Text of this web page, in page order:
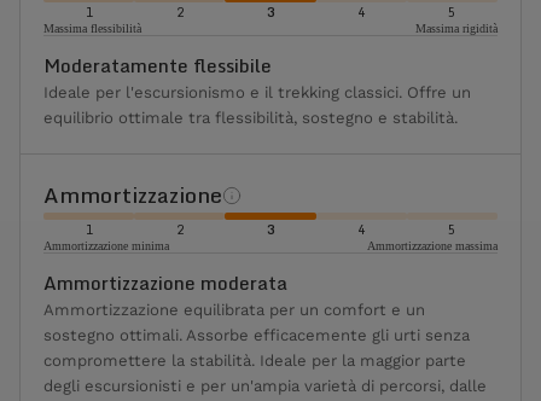
1 2 3 4 5
Massima flessibilità Massima rigidità
Moderatamente flessibile
Ideale per l'escursionismo e il trekking classici. Offre un
equilibrio ottimale tra flessibilità, sostegno e stabilità.
Ammortizzazione
1 2 3 4 5
Ammortizzazione minima Ammortizzazione massima
Ammortizzazione moderata
Ammortizzazione equilibrata per un comfort e un
sostegno ottimali. Assorbe efficacemente gli urti senza
compromettere la stabilità. Ideale per la maggior parte
degli escursionisti e per un'ampia varietà di percorsi, dalle